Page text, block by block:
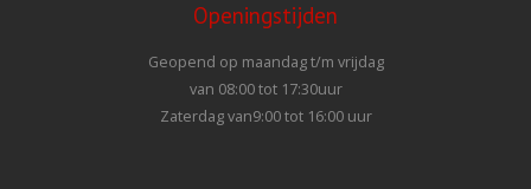
Openingstijden
Geopend op maandag t/m vrijdag
van 08:00 tot 17:30uur
Zaterdag van9:00 tot 16:00 uur